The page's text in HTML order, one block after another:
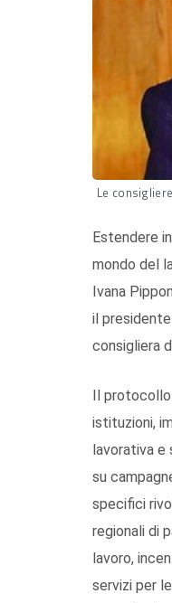
Le
Estendere
mondo del
Ivana
il
consigliera
Il
istituzioni,
lavorativa
su
specifici
regionali di
lavoro,
servizi per